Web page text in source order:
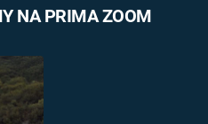
NA PRIMA ZOOM